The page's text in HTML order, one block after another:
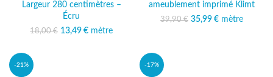
Largeur 280 centimètres –
Écru
18,00€ Le prix initial était :
13,49 €
Le prix
mètre
ameublement imprimé Klimt
39,90€ Le prix initial était :
35,99 €
Le prix
mètre
-21% -17%